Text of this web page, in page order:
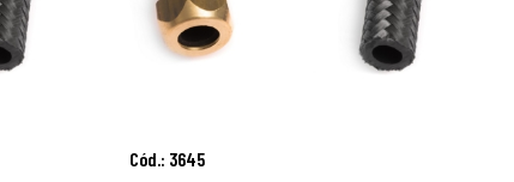
Cód.: 3645Adicionar
Ao